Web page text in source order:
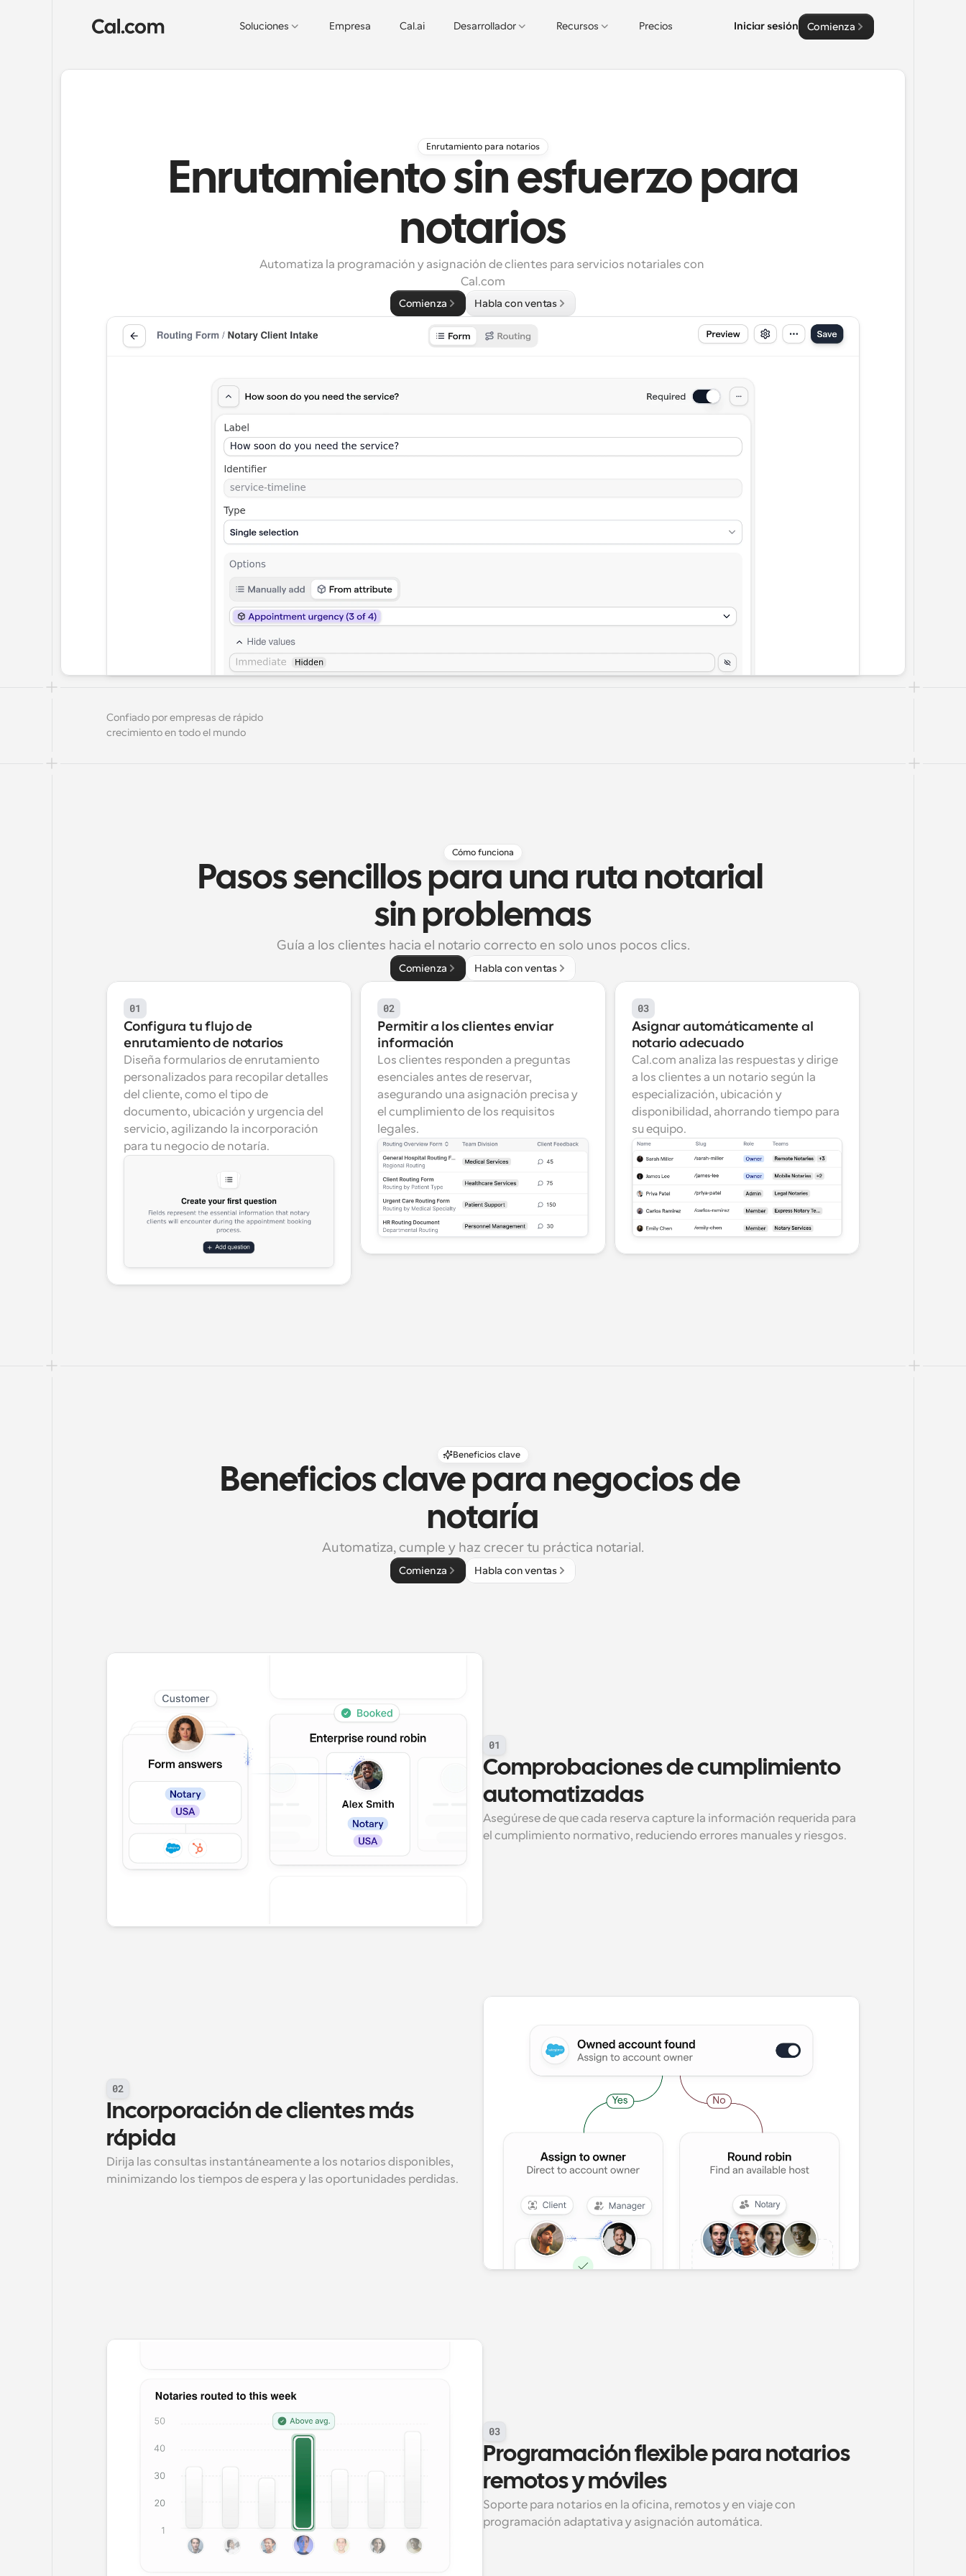
Soluciones Empresa Cal.ai Desarrollador Recursos Precios Iniciar sesión Comienza
Enrutamiento para notarios
Enrutamiento sin esfuerzo para
notarios
Automatiza la programación y asignación de clientes para servicios notariales con
Cal.com
Comienza Habla con ventas
Confiado por empresas de rápido
crecimiento en todo el mundo
Cómo funciona
Pasos sencillos para una ruta notarial
sin problemas
Guía a los clientes hacia el notario correcto en solo unos pocos clics.
Comienza Habla con ventas
01
Configura tu flujo de
enrutamiento de notarios
Diseña formularios de enrutamiento
personalizados para recopilar detalles
del cliente, como el tipo de
documento, ubicación y urgencia del
servicio, agilizando la incorporación
para tu negocio de notaría.
02
Permitir a los clientes enviar
información
Los clientes responden a preguntas
esenciales antes de reservar,
asegurando una asignación precisa y
el cumplimiento de los requisitos
legales.
03
Asignar automáticamente al
notario adecuado
Cal.com analiza las respuestas y dirige
a los clientes a un notario según la
especialización, ubicación y
disponibilidad, ahorrando tiempo para
su equipo.
Beneficios clave
Beneficios clave para negocios de
notaría
Automatiza, cumple y haz crecer tu práctica notarial.
Comienza Habla con ventas
01
Comprobaciones de cumplimiento
automatizadas
Asegúrese de que cada reserva capture la información requerida para
el cumplimiento normativo, reduciendo errores manuales y riesgos.
02
Incorporación de clientes más
rápida
Dirija las consultas instantáneamente a los notarios disponibles,
minimizando los tiempos de espera y las oportunidades perdidas.
03
Programación flexible para notarios
remotos y móviles
Soporte para notarios en la oficina, remotos y en viaje con
programación adaptativa y asignación automática.